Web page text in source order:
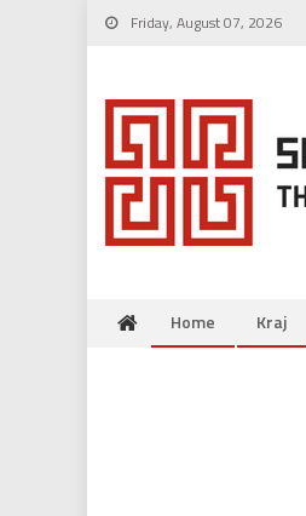
Skip
Friday, August 07, 2026
Home Kraj